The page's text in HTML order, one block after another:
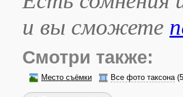
и вы сможете
Смотри также:
Место съёмки Все фото таксона